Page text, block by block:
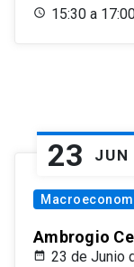
15:30 a
23 JUN
Ambrogio
23 de Junio